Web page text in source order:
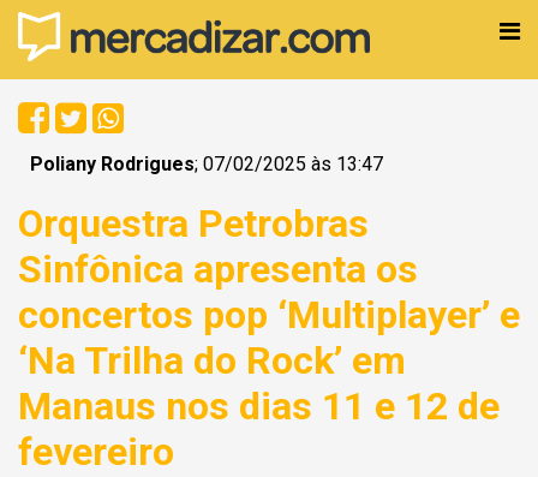
Poliany Rodrigues; 07/02/2025 às 13:47
Orquestra Petrobras
Sinfônica apresenta os
concertos pop ‘Multiplayer’ e
‘Na Trilha do Rock’ em
Manaus nos dias 11 e 12 de
fevereiro